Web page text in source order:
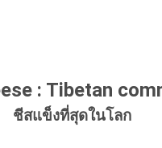
: Tibetan
ชีสแข็งที่สุดในโลก